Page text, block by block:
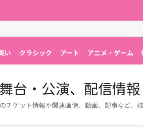
い クラシック アート アニメ・ゲーム
台・公演、配信情報
ケット情報や関連画像、動画、記事など、